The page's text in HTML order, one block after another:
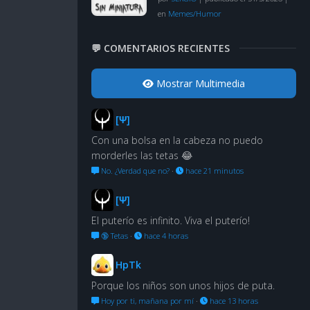
en Memes/Humor
💬 COMENTARIOS RECIENTES
Mostrar Multimedia
[Ψ]
Con una bolsa en la cabeza no puedo
morderles las tetas 😂
No. ¿Verdad que no? · hace 21 minutos
[Ψ]
El puterío es infinito. Viva el puterío!
🔞 Tetas · hace 4 horas
HpTk
Porque los niños son unos hijos de puta.
Hoy por ti, mañana por mí · hace 13 horas